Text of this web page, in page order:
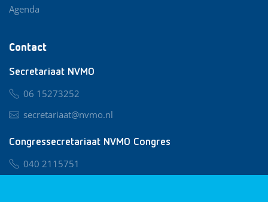
Contact
Secretariaat NVMO
06 15273252
secretariaat@nvmo.nl
Congressecretariaat NVMO Congres
040 2115751
Agenda